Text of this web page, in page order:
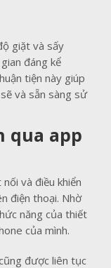
giặt và sấy
đáng kể
tiện này giúp
và sẵn sàng sử
qua app
và điều khiển
điện thoại. Nhờ
năng của thiết
của mình.
được liên tục